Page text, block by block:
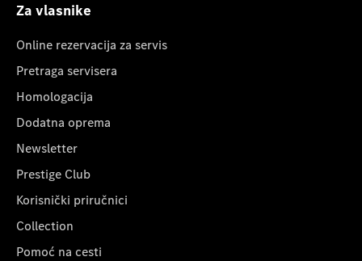
Za vlasnike
Online rezervacija za servis
Pretraga servisera
Homologacija
Dodatna oprema
Newsletter
Prestige Club
Korisnički priručnici
Collection
Pomoć na cesti